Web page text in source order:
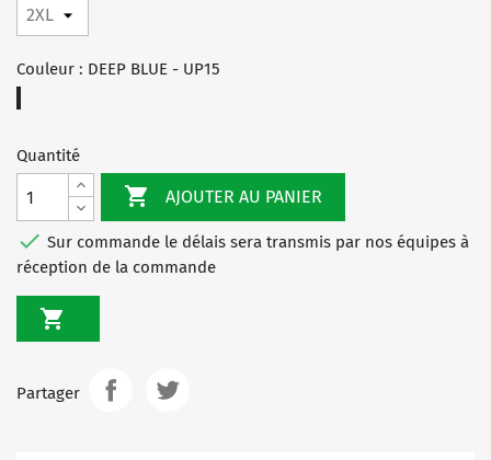
Couleur : DEEP BLUE - UP15
UP15
Quantité
 AJOUTER AU PANIER
 Sur commande le délais sera transmis par nos équipes à
réception de la commande

Partager